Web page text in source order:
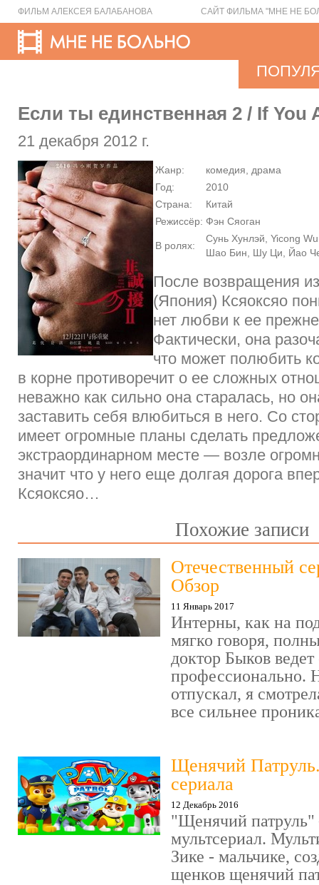
ФИЛЬМ АЛЕКСЕЯ БАЛАБАНОВА САЙТ ФИЛЬМА "МНЕ НЕ
Если ты единственная 2 / If You
21 декабря 2012 г.
Жанр:
комедия, драма
Год:
2010
Страна:
Китай
Режиссёр: Фэн Сяоган
В ролях:
Сунь Хунлэй, Yicong
Шао Бин, Шу Ци, Йао
После возвращения
(Япония) Ксяоксяо
нет любви к ее
Фактически, она
что может полюбить
в корне противоречит о ее сложных
неважно как сильно она старалась, но
заставить себя влюбиться в него. Со
имеет огромные планы сделать
экстраординарном месте — возле
значит что у него еще долгая дорога
Ксяоксяо…
Похожие записи
Отечественный
Обзор
11 Январь 2017
Интерны, как на
мягко говоря,
доктор Быков ведет
профессионально.
отпускал, я
все сильнее
Щенячий
сериала
12 Декабрь 2016
"Щенячий патруль"
мультсериал.
Зике - мальчике,
щенков щенячий